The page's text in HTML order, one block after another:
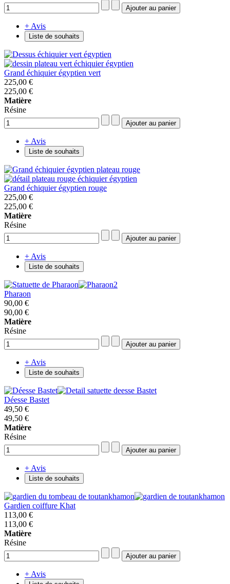
+ Avis
Liste de souhaits
Grand échiquier égyptien vert
225,00 €
225,00 €
Matière
Résine
+ Avis
Liste de souhaits
Grand échiquier égyptien rouge
225,00 €
225,00 €
Matière
Résine
+ Avis
Liste de souhaits
Pharaon
90,00 €
90,00 €
Matière
Résine
+ Avis
Liste de souhaits
Déesse Bastet
49,50 €
49,50 €
Matière
Résine
+ Avis
Liste de souhaits
Gardien coiffure Khat
113,00 €
113,00 €
Matière
Résine
+ Avis